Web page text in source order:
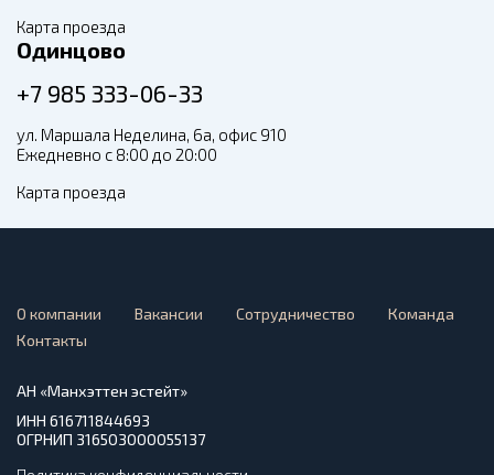
Карта проезда
Одинцово
+7 985 333-06-33
ул. Маршала Неделина, 6а, офис 910
Ежедневно с 8:00 до 20:00
Карта проезда
О компании Вакансии Сотрудничество
Команда
Контакты
АН «Манхэттен эстейт»
ИНН 616711844693
ОГРНИП 316503000055137